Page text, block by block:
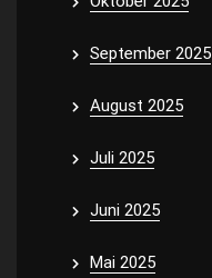
September 2025
August 2025
Juli 2025
Juni 2025
Mai 2025